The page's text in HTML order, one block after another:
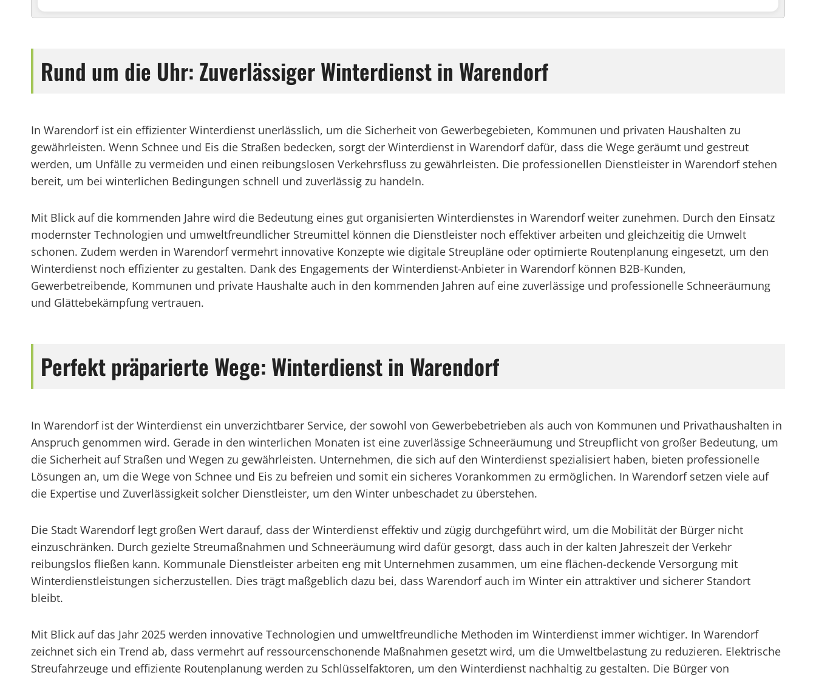
Rund um die Uhr: Zuverlässiger Winterdienst in Warendorf
In Warendorf ist ein effizienter Winterdienst unerlässlich, um die Sicherheit von Gewerbegebieten, Kommunen und privaten Haushalten zu
gewährleisten. Wenn Schnee und Eis die Straßen bedecken, sorgt der Winterdienst in Warendorf dafür, dass die Wege geräumt und gestreut
werden, um Unfälle zu vermeiden und einen reibungslosen Verkehrsfluss zu gewährleisten. Die professionellen Dienstleister in Warendorf stehen
bereit, um bei winterlichen Bedingungen schnell und zuverlässig zu handeln.
Mit Blick auf die kommenden Jahre wird die Bedeutung eines gut organisierten Winterdienstes in Warendorf weiter zunehmen. Durch den Einsatz
modernster Technologien und umweltfreundlicher Streumittel können die Dienstleister noch effektiver arbeiten und gleichzeitig die Umwelt
schonen. Zudem werden in Warendorf vermehrt innovative Konzepte wie digitale Streupläne oder optimierte Routenplanung eingesetzt, um den
Winterdienst noch effizienter zu gestalten. Dank des Engagements der Winterdienst-Anbieter in Warendorf können B2B-Kunden,
Gewerbetreibende, Kommunen und private Haushalte auch in den kommenden Jahren auf eine zuverlässige und professionelle Schneeräumung
und Glättebekämpfung vertrauen.
Perfekt präparierte Wege: Winterdienst in Warendorf
In Warendorf ist der Winterdienst ein unverzichtbarer Service, der sowohl von Gewerbebetrieben als auch von Kommunen und Privathaushalten in
Anspruch genommen wird. Gerade in den winterlichen Monaten ist eine zuverlässige Schneeräumung und Streupflicht von großer Bedeutung, um
die Sicherheit auf Straßen und Wegen zu gewährleisten. Unternehmen, die sich auf den Winterdienst spezialisiert haben, bieten professionelle
Lösungen an, um die Wege von Schnee und Eis zu befreien und somit ein sicheres Vorankommen zu ermöglichen. In Warendorf setzen viele auf
die Expertise und Zuverlässigkeit solcher Dienstleister, um den Winter unbeschadet zu überstehen.
Die Stadt Warendorf legt großen Wert darauf, dass der Winterdienst effektiv und zügig durchgeführt wird, um die Mobilität der Bürger nicht
einzuschränken. Durch gezielte Streumaßnahmen und Schneeräumung wird dafür gesorgt, dass auch in der kalten Jahreszeit der Verkehr
reibungslos fließen kann. Kommunale Dienstleister arbeiten eng mit Unternehmen zusammen, um eine flächen-deckende Versorgung mit
Winterdienstleistungen sicherzustellen. Dies trägt maßgeblich dazu bei, dass Warendorf auch im Winter ein attraktiver und sicherer Standort
bleibt.
Mit Blick auf das Jahr 2025 werden innovative Technologien und umweltfreundliche Methoden im Winterdienst immer wichtiger. In Warendorf
zeichnet sich ein Trend ab, dass vermehrt auf ressourcenschonende Maßnahmen gesetzt wird, um die Umweltbelastung zu reduzieren. Elektrische
Streufahrzeuge und effiziente Routenplanung werden zu Schlüsselfaktoren, um den Winterdienst nachhaltig zu gestalten. Die Bürger von